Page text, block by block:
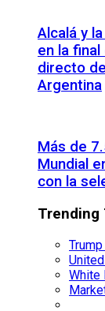
Alcalá y
en la
directo
Argentina
Más de
Mundial
con la
Trending
White